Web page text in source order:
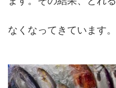
なくなってきています。